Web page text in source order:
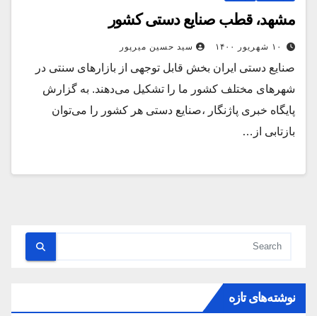
مشهد، قطب صنایع دستی کشور
۱۰ شهریور ۱۴۰۰ سید حسین میرپور
صنایع دستی ایران بخش قابل توجهی از بازارهای سنتی در
شهرهای مختلف کشور ما را تشکیل می‌دهند. به گزارش
پایگاه خبری پاژنگار ،صنایع دستی هر کشور را می‌توان
بازتابی از…
نوشته‌های تازه